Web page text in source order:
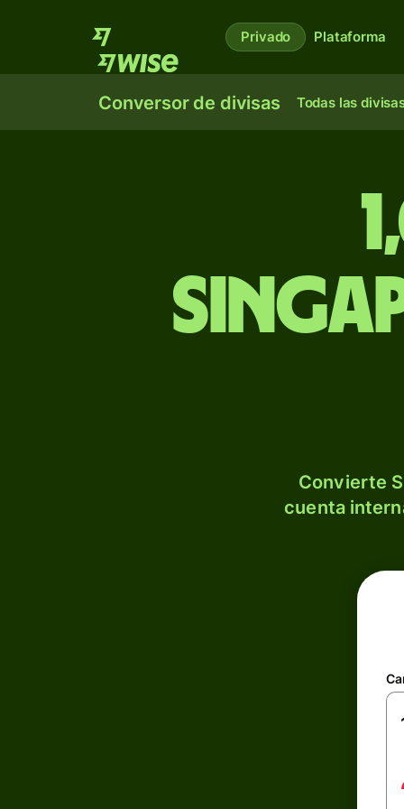
Privado Plataforma
Conversor de divisas Todas las
Convierte
cuenta